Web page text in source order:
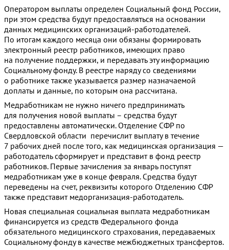
Оператором выплаты определен Социальный фонд России,
при этом средства будут предоставляться на основании
данных медицинских организаций-работодателей.
По итогам каждого месяца они обязаны формировать
электронный реестр работников, имеющих право
на получение поддержки, и передавать эту информацию
Социальному фонду. В реестре наряду со сведениями
о работнике также указывается размер назначаемой
доплаты и данные, по которым она рассчитана.
Медработникам не нужно ничего предпринимать
для получения новой выплаты – средства будут
предоставлены автоматически. Отделение СФР по
Свердловской области перечислит выплату в течение
7 рабочих дней после того, как медицинская организация —
работодатель сформирует и представит в фонд реестр
работников. Первые зачисления за январь поступят
медработникам уже в конце февраля. Средства будут
переведены на счет, реквизиты которого Отделению СФР
также представит медорганизация-работодатель.
Новая специальная социальная выплата медработникам
финансируется из средств Федерального фонда
обязательного медицинского страхования, передаваемых
Социальному фонду в качестве межбюджетных трансфертов.